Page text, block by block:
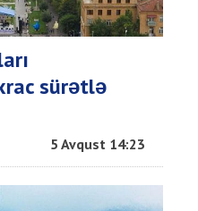
sürətlə
5 Avqust 14:23